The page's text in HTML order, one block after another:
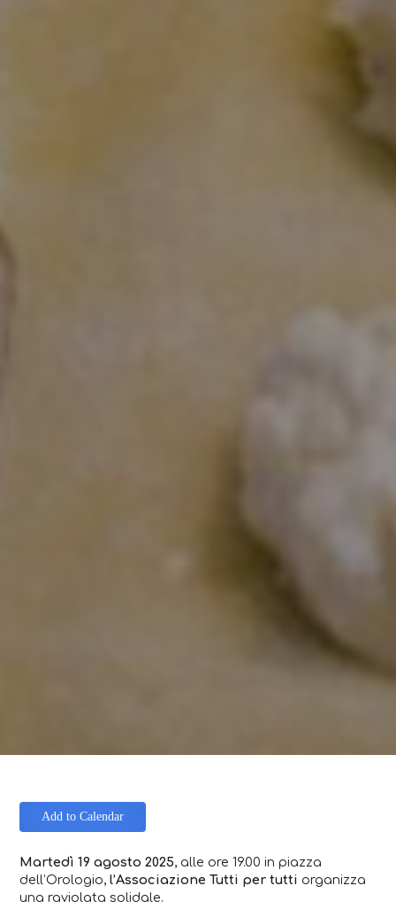
Add to Calendar
Martedì 19 agosto 2025, alle ore 19.00 in piazza
dell’Orologio,l’Associazione Tutti per tutti organizza
una raviolata solidale.